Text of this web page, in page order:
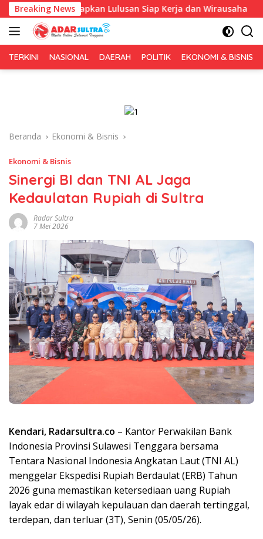
Langsung
ke
konten
Breaking News
Siapkan Lulusan Siap Kerja dan Wirausaha
TERKINI NASIONAL DAERAH POLITIK EKONOMI & BISNIS
Beranda Ekonomi & Bisnis
Ekonomi & Bisnis
Sinergi BI dan TNI AL Jaga
Kedaulatan Rupiah di Sultra
Radar Sultra
7 Mei 2026
Kendari, Radarsultra.co – Kantor Perwakilan Bank
Indonesia Provinsi Sulawesi Tenggara bersama
Tentara Nasional Indonesia Angkatan Laut (TNI AL)
menggelar Ekspedisi Rupiah Berdaulat (ERB) Tahun
2026 guna memastikan ketersediaan uang Rupiah
layak edar di wilayah kepulauan dan daerah tertinggal,
terdepan, dan terluar (3T), Senin (05/05/26).